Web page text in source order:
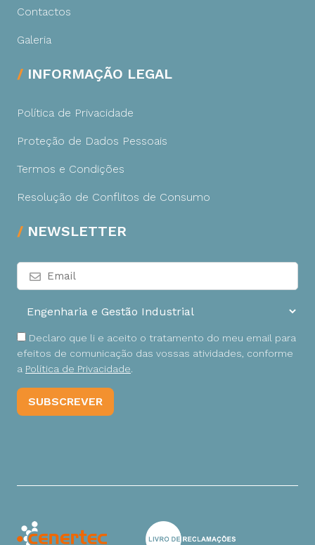
Contactos
Galeria
INFORMAÇÃO LEGAL
Política de Privacidade
Proteção de Dados Pessoais
Termos e Condições
Resolução de Conflitos de Consumo
NEWSLETTER
Declaro que li e aceito o tratamento do meu email para
efeitos de comunicação das vossas atividades, conforme
a Política de Privacidade.